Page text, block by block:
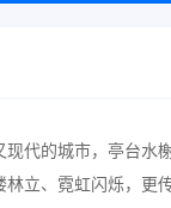
现代的城市，亭台水
立、霓虹闪烁，更